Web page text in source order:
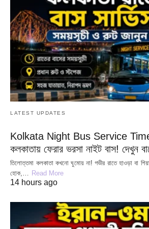
LATEST UPDATES
Kolkata Night Bus Service
কলকাতায় ফেরার ভরসা নাইট বাস! দেখুন
তিলোত্তমা কলকাতা কখনো ঘুমোয় না! গভীর রাতে হাওড়া বা
হোক,…
Read More
14 hours ago